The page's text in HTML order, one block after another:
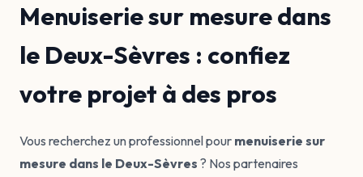
Menuiserie sur mesure dans
le Deux-Sèvres : confiez
votre projet à des pros
Vous recherchez un professionnel pour menuiserie sur
mesure dans le Deux-Sèvres ? Nos partenaires